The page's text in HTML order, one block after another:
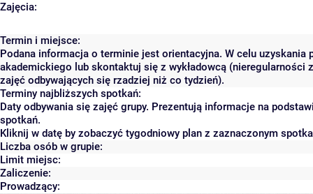
Zajęcia:
Termin i miejsce:
Podana informacja o terminie jest orientacyjna. W celu
akademickiego lub skontaktuj się z wykładowcą (nieregularności
zajęć odbywających się rzadziej niż co tydzień).
Terminy najbliższych spotkań:
Daty odbywania się zajęć grupy. Prezentują informacje na
spotkań.
Kliknij w datę by zobaczyć tygodniowy plan z zaznaczonym
Liczba osób w grupie:
Limit miejsc:
Zaliczenie:
Prowadzący: